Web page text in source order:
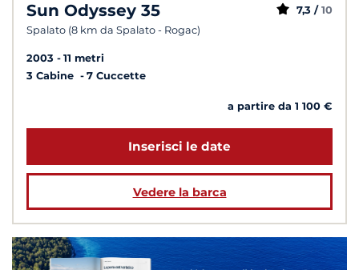
Sun Odyssey 35
Spalato (8 km da Spalato - Rogac)
7,3 / 10
2003
11 metri
3 Cabine
7 Cuccette
a partire da 1 100 €
Inserisci le date
Vedere la barca